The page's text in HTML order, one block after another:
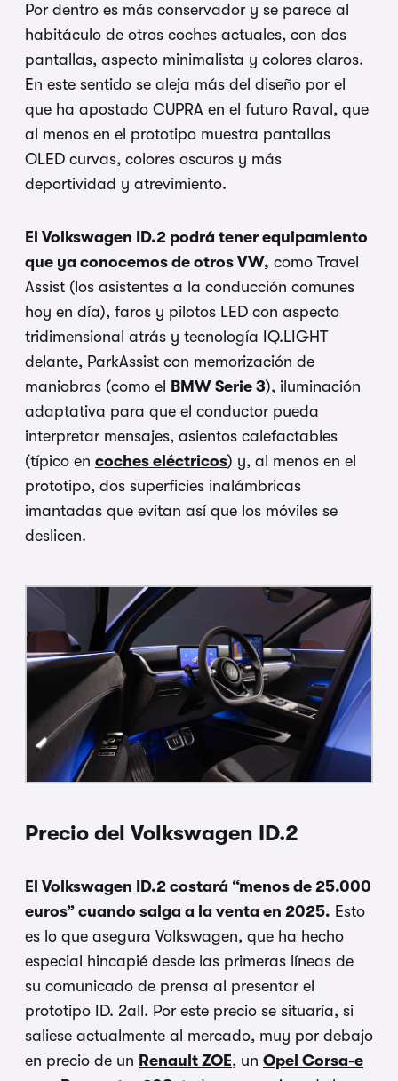
Por dentro es más conservador y se parece al
habitáculo de otros coches actuales, con dos
pantallas, aspecto minimalista y colores claros.
En este sentido se aleja más del diseño por el
que ha apostado CUPRA en el futuro Raval, que
al menos en el prototipo muestra pantallas
OLED curvas, colores oscuros y más
deportividad y atrevimiento.
El Volkswagen ID.2 podrá tener equipamiento
que ya conocemos de otros VW, como Travel
Assist (los asistentes a la conducción comunes
hoy en día), faros y pilotos LED con aspecto
tridimensional atrás y tecnología IQ.LIGHT
delante, ParkAssist con memorización de
maniobras (como el
BMW Serie 3), iluminación
adaptativa para que el conductor pueda
interpretar mensajes, asientos calefactables
(típico en coches eléctricos) y, al menos en el
prototipo, dos superficies inalámbricas
imantadas que evitan así que los móviles se
deslicen.
Precio del Volkswagen ID.2
El Volkswagen ID.2 costará “menos de 25.000
euros” cuando salga a la venta en 2025. Esto
es lo que asegura Volkswagen, que ha hecho
especial hincapié desde las primeras líneas de
su comunicado de prensa al presentar el
prototipo ID. 2all. Por este precio se situaría, si
saliese actualmente al mercado, muy por debajo
en precio de un Renault ZOE, un Opel Corsa-e